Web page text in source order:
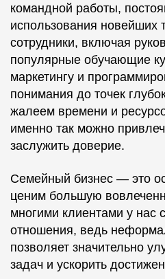
командной работы,
использования новейших
сотрудники, включая
популярные обучающие
маркетингу и
понимания до точек
жалеем времени и
именно так можно
заслужить доверие.
Семейный бизнес — это
ценим большую
многими клиентами у нас
отношения, ведь
позволяет значительно
задач и ускорить